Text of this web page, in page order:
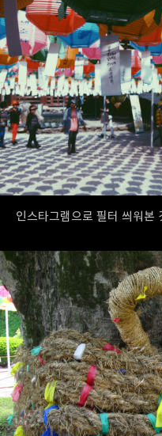
인스타그램으로 필터 씌워본